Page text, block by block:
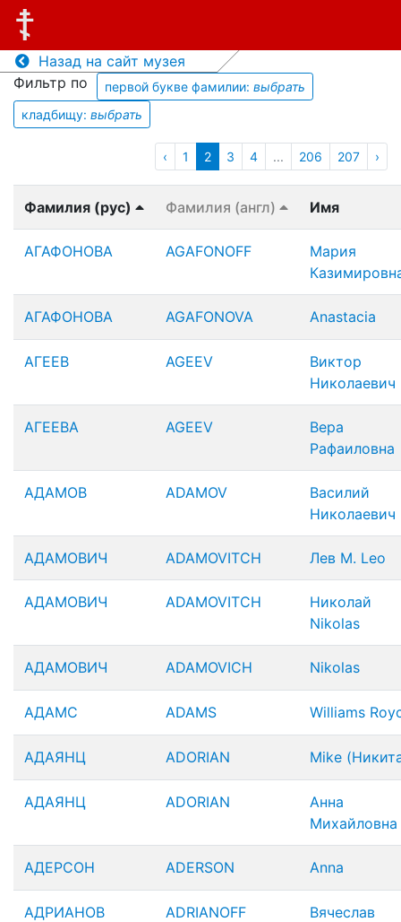
Назад на сайт музея
Фильтр по
первой букве фамилии: выбрать
кладбищу: выбрать
‹ 1 2 3 4 ... 206 207 ›
Фамилия (рус) Фамилия (англ) Имя
АГАФОНОВА AGAFONOFF
Мария
АГАФОНОВА AGAFONOVA Anastacia
АГЕЕВ AGEEV
Виктор
Николаевич
АГЕЕВА AGEEV
Вера
Рафаиловна
АДАМОВ ADAMOV
Василий
Николаевич
АДАМОВИЧ ADAMOVITCH Лев М. Leo
АДАМОВИЧ ADAMOVITCH
Николай
Nikolas
АДАМОВИЧ ADAMOVICH Nikolas
АДАМС ADAMS Williams
АДАЯНЦ ADORIAN Mike
АДАЯНЦ ADORIAN
Анна
Михайловна
АДЕРСОН ADERSON Anna
АДРИАНОВ ADRIANOFF
Вячеслав